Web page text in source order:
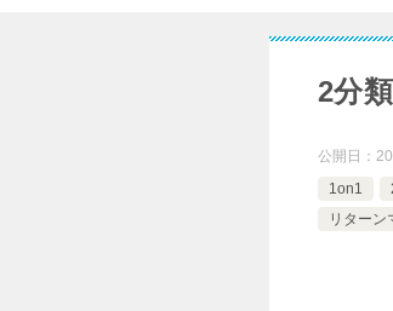
2分
公開日：
1on1
リターン